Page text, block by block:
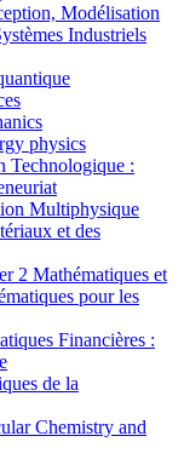
Modélisation
Industriels
physics
:
Multiphysique
et des
2 Mathématiques et
pour les
Financières :
de la
Chemistry and